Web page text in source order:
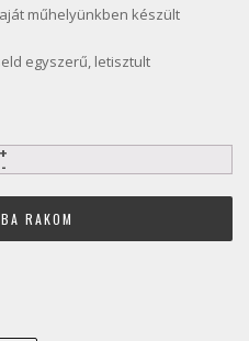
műhelyünkben készült
egyszerű, letisztult
RAKOM